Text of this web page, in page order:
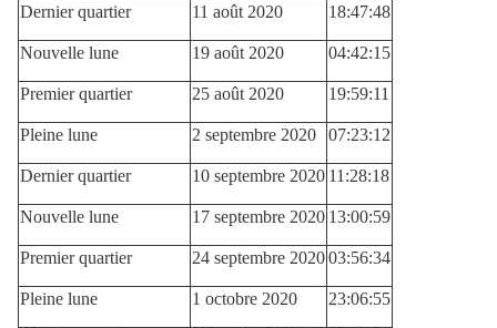
Dernier quartier 11 août 2020 18:47:48
Nouvelle lune 19 août 2020 04:42:15
Premier quartier 25 août 2020 19:59:11
Pleine lune 2 septembre 2020 07:23:12
Dernier quartier 10 septembre 2020 11:28:18
Nouvelle lune 17 septembre 2020 13:00:59
Premier quartier 24 septembre 202003:56:34
Pleine lune 1 octobre 2020 23:06:55